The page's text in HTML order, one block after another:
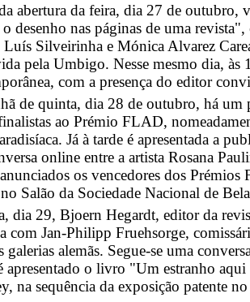
abertura da feira, dia 27 de outubro,
o desenho nas páginas de uma
Luís Silveirinha e Mónica Alvarez
pela Umbigo. Nesse mesmo dia,
com a presença do editor
de quinta, dia 28 de outubro, há um
ao Prémio FLAD,
Já à tarde é apresentada a
online entre a artista Rosana
os vencedores dos
Salão da Sociedade Nacional de
dia 29, Bjoern Hegardt, editor da
com Jan-Philipp Fruehsorge,
galerias alemãs. Segue-se uma
apresentado o livro "Um estranho
na sequência da exposição patente